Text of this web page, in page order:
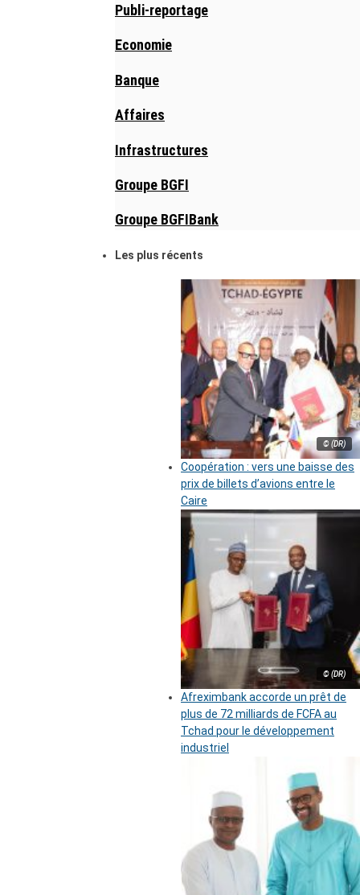
Publi-reportage
Economie
Banque
Affaires
Infrastructures
Groupe BGFI
Groupe BGFIBank
Les plus récents
© (DR)
Coopération : vers une baisse des
prix de billets d’avions entre le
Caire
© (DR)
Afreximbank accorde un prêt de
plus de 72 milliards de FCFA au
Tchad pour le développement
industriel